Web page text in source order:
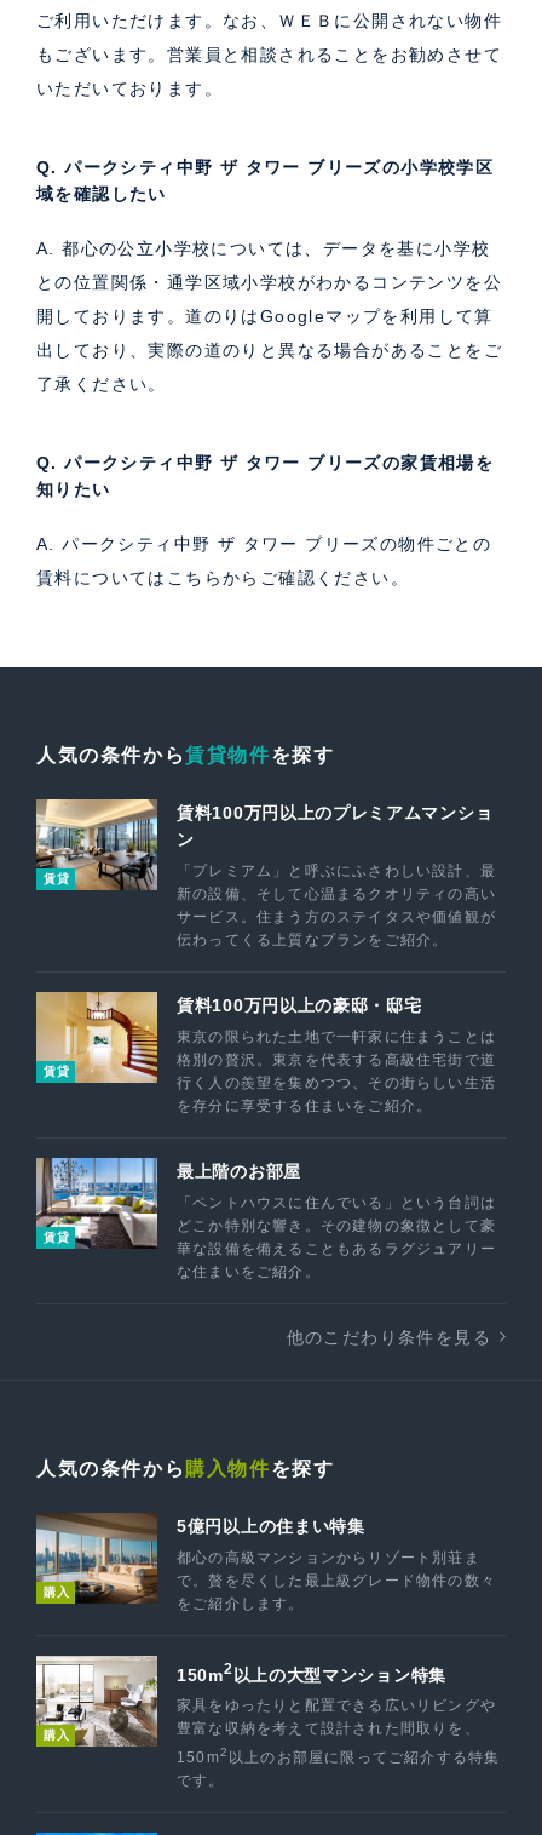
ご利用いただけます。なお、ＷＥＢに公開されない物件
もございます。営業員と相談されることをお勧めさせて
いただいております。
Q. パークシティ中野 ザ タワー ブリーズの小学校学区
域を確認したい
A. 都心の公立小学校については、データを基に小学校
との位置関係・通学区域小学校がわかるコンテンツを公
開しております。道のりはGoogleマップを利用して算
出しており、実際の道のりと異なる場合があることをご
了承ください。
Q. パークシティ中野 ザ タワー ブリーズの家賃相場を
知りたい
A. パークシティ中野 ザ タワー ブリーズの物件ごとの
賃料については こちらからご確認ください。
人気の条件から賃貸物件を探す
賃貸
賃料100万円以上のプレミアムマンショ
ン
「プレミアム」と呼ぶにふさわしい設計、最
新の設備、そして心温まるクオリティの高い
サービス。住まう方のステイタスや価値観が
伝わってくる上質なプランをご紹介。
賃貸
賃料100万円以上の豪邸・邸宅
東京の限られた土地で一軒家に住まうことは
格別の贅沢。東京を代表する高級住宅街で道
行く人の羨望を集めつつ、その街らしい生活
を存分に享受する住まいをご紹介。
賃貸
最上階のお部屋
「ペントハウスに住んでいる」という台詞は
どこか特別な響き。その建物の象徴として豪
華な設備を備えることもあるラグジュアリー
な住まいをご紹介。
他のこだわり条件を見る
人気の条件から 購入物件を探す
購入
5億円以上の住まい特集
都心の高級マンションからリゾート別荘ま
で。贅を尽くした最上級グレード物件の数々
をご紹介します。
購入
150m2 以上の大型マンション特集
家具をゆったりと配置できる広いリビングや
豊富な収納を考えて設計された間取りを、
150m2 以上のお部屋に限ってご紹介する特集
です。